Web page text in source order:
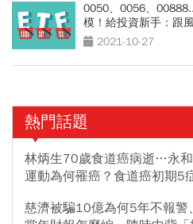
0050、0056、
模！給投資新手：跟
2021-10-27
熱門話題
林炳生70歲食道癌病逝…永
運動為何罹癌？食道癌初期5
慈濟被騙10億為何5年不報警